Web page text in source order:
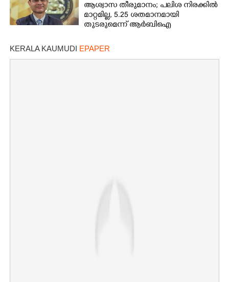
ആശ്വാസ തീരുമാനം; പലിശ നിരക്കിൽ
മാറ്റമില്ല, 5.25 ശതമാനമായി
തുടരുമെന്ന് ആർബിഐ
KERALA KAUMUDI EPAPER